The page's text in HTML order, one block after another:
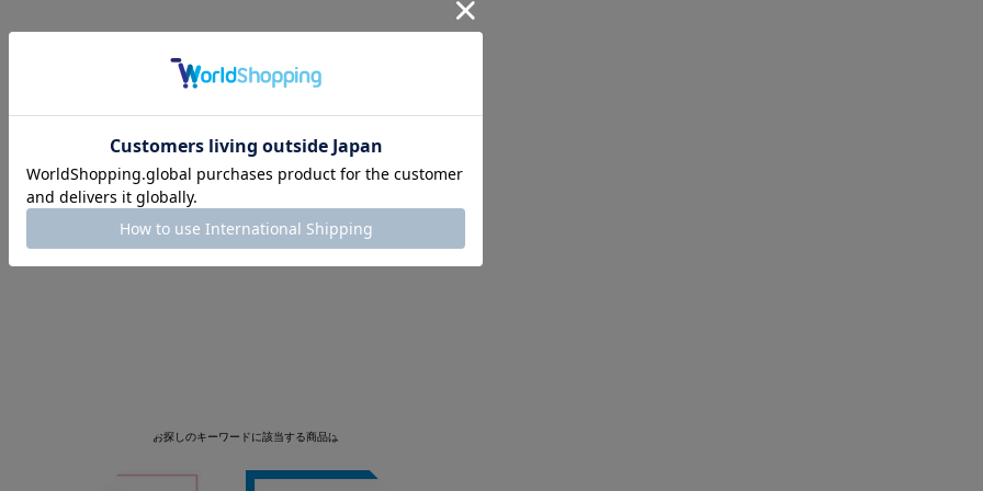
申し訳ございません。お探しのキーワードに該当する商品はございませんでした。